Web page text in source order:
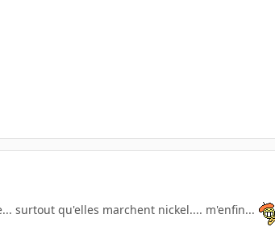
surtout qu'elles marchent nickel.... m'enfin...